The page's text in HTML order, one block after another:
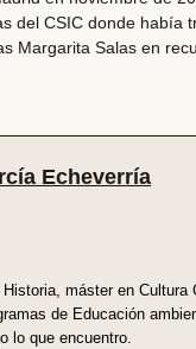
del CSIC donde había
Margarita Salas en
Echeverría
máster en
de Educación
lo que encuentro.